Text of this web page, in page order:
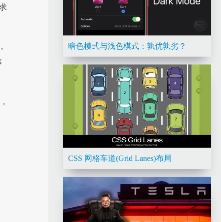
暗色模式与浅色模式：孰优孰劣？
CSS 网格车道(Grid Lanes)布局